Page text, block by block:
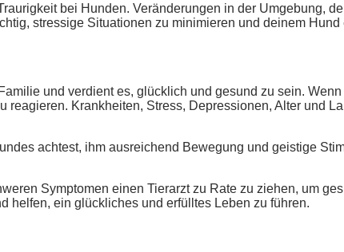
bei Hunden. Veränderungen in der Umgebung,
stressige Situationen zu minimieren und deinem
und verdient es, glücklich und gesund zu sein.
reagieren. Krankheiten, Stress, Depressionen, Alter und
achtest, ihm ausreichend Bewegung und geistige
Symptomen einen Tierarzt zu Rate zu ziehen, um
helfen, ein glückliches und erfülltes Leben zu führen.